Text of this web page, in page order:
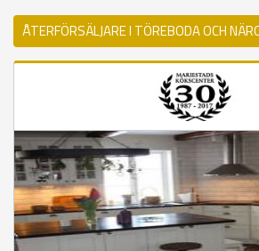
ÅTERFÖRSÄLJARE I TÖREBODA OCH